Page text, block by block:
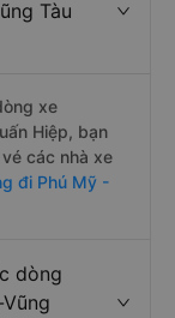
Tàu
xe
Hiệp, bạn
các nhà xe
đi Phú Mỹ -
dòng